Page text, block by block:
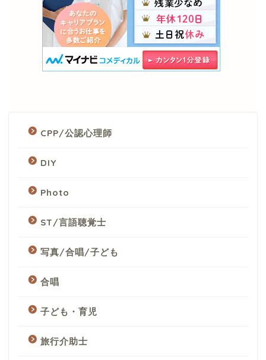
CPP/公認心理師
DIY
Photo
ST/言語聴覚士
写真/合唱/子ども
合唱
子ども・育児
旅行介助士